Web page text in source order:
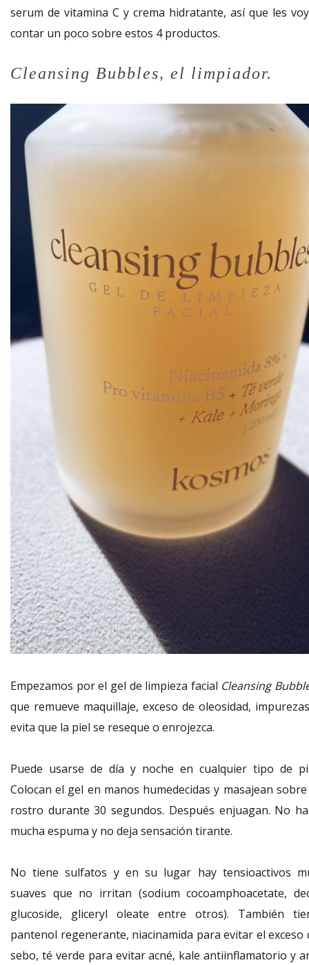
serum de vitamina C y crema hidratante, así que les
contar un poco sobre estos 4 productos.
Cleansing Bubbles, el limpiador.
Empezamos por el gel de limpieza facial Cleansing
que remueve maquillaje, exceso de oleosidad,
evita que la piel se reseque o enrojezca.
Puede usarse de día y noche en cualquier tipo de
Colocan el gel en manos humedecidas y masajean
rostro durante 30 segundos. Después enjuagan. No
mucha espuma y no deja sensación tirante.
No tiene sulfatos y en su lugar hay tensioactivos
suaves que no irritan (sodium cocoamphoacetate,
glucoside, gliceryl oleate entre otros). También
pantenol regenerante, niacinamida para evitar el exceso
sebo, té verde para evitar acné, kale antiinflamatorio y